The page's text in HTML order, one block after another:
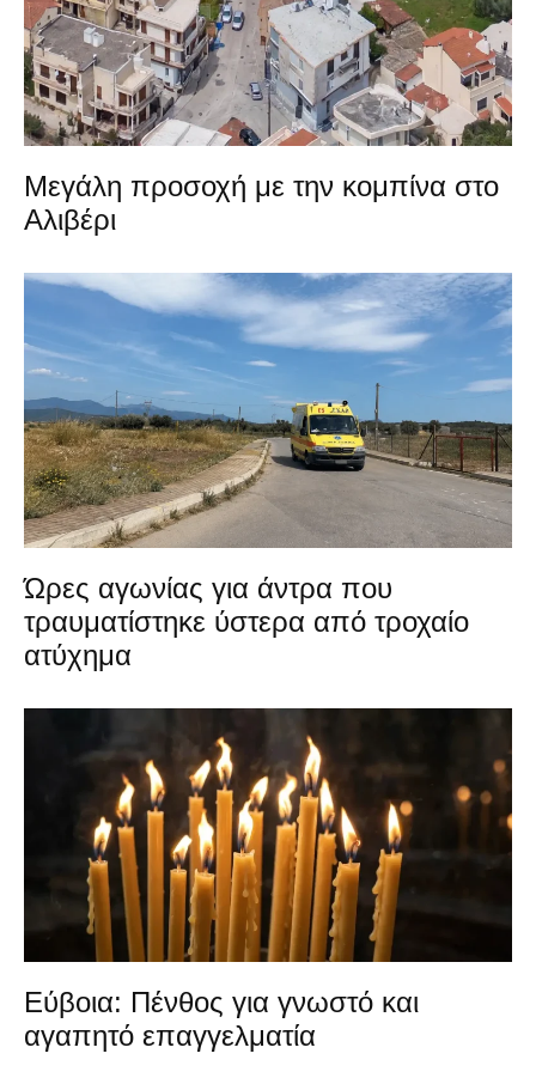
Μεγάλη προσοχή με την κομπίνα στο
Αλιβέρι
Ώρες αγωνίας για άντρα που
τραυματίστηκε ύστερα από τροχαίο
ατύχημα
Εύβοια: Πένθος για γνωστό και
αγαπητό επαγγελματία